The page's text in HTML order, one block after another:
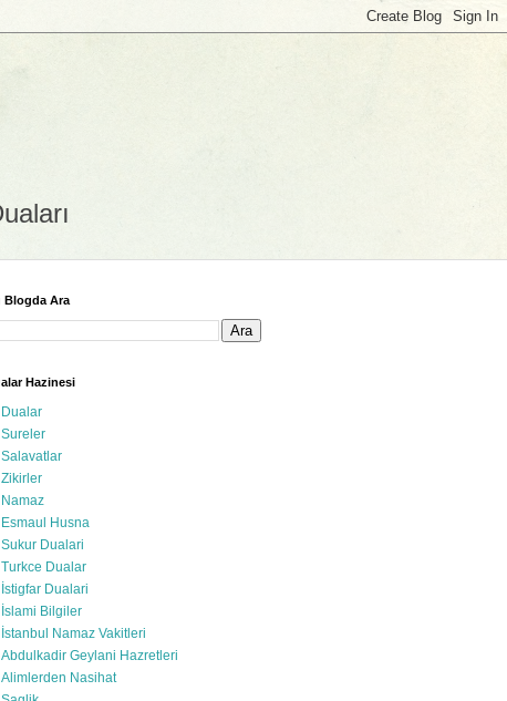
Blogda Ara
Hazinesi
Dualar
Sureler
Salavatlar
Zikirler
Namaz
Esmaul Husna
Sukur Dualari
Turkce Dualar
İstigfar Dualari
İslami Bilgiler
İstanbul Namaz Vakitleri
Abdulkadir Geylani Hazretleri
Alimlerden Nasihat